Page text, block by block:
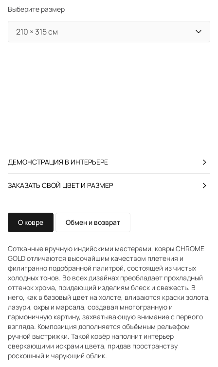
Выберите размер
ДЕМОНСТРАЦИЯ В ИНТЕРЬЕРЕ
ЗАКАЗАТЬ СВОЙ ЦВЕТ И РАЗМЕР
О ковре Обмен и возврат
Сотканные вручную индийскими мастерами, ковры CHROME
GOLD отличаются высочайшим качеством плетения и
филигранно подобранной палитрой, состоящей из чистых
холодных тонов. Во всех дизайнах преобладает прохладный
оттенок хрома, придающий изделиям блеск и свежесть. В
него, как в базовый цвет на холсте, вливаются краски золота,
лазури, охры и марсала, создавая многогранную и
гармоничную картину, захватывающую внимание с первого
взгляда. Композиция дополняется объёмным рельефом
ручной выстрижки. Такой ковёр наполнит интерьер
сверкающими искрами цвета, придав пространству
роскошный и чарующий облик.